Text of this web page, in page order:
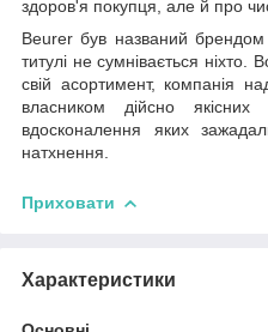
здоров'я покупця, але й про
Beurer був названий брендом
титулі не сумнівається
свій асортимент, компанія
власником дійсно
вдосконалення яких
натхнення.
Приховати
Характеристики